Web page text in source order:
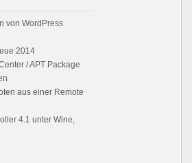
von WordPress
2014
/ APT Package
aus einer Remote
4.1 unter Wine,